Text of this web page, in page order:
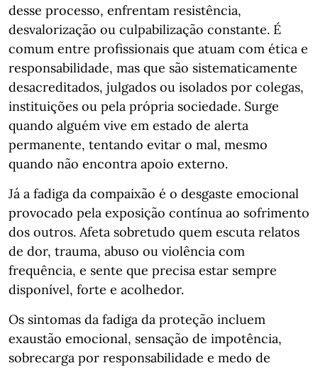
desse processo, enfrentam resistência,
desvalorização ou culpabilização constante. É
comum entre profissionais que atuam com ética e
responsabilidade, mas que são sistematicamente
desacreditados, julgados ou isolados por colegas,
instituições ou pela própria sociedade. Surge
quando alguém vive em estado de alerta
permanente, tentando evitar o mal, mesmo
quando não encontra apoio externo.
Já a fadiga da compaixão é o desgaste emocional
provocado pela exposição contínua ao sofrimento
dos outros. Afeta sobretudo quem escuta relatos
de dor, trauma, abuso ou violência com
frequência, e sente que precisa estar sempre
disponível, forte e acolhedor.
Os sintomas da fadiga da proteção incluem
exaustão emocional, sensação de impotência,
sobrecarga por responsabilidade e medo de